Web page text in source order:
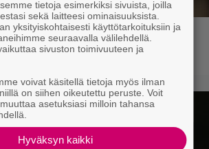
superpäivä –
mukana
tietoja esimerkiksi sivuista, joilla
sekä laitteesi ominaisuuksista.
yksityiskohtaisesti käyttötarkoituksiin ja
seuraavalla välilehdellä.
sivuston toimivuuteen ja
voivat käsitellä tietoja myös ilman
on siihen oikeutettu peruste. Voit
asetuksiasi milloin tahansa
Hyväksyn kaikki